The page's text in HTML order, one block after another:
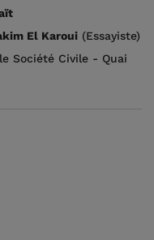
El Karoui (Essayiste)
Société Civile - Quai